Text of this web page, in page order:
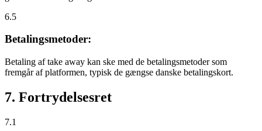
6.5
Betalingsmetoder:
Betaling af take away kan ske med de betalingsmetoder som
fremgår af platformen, typisk de gængse danske betalingskort.
7. Fortrydelsesret
7.1